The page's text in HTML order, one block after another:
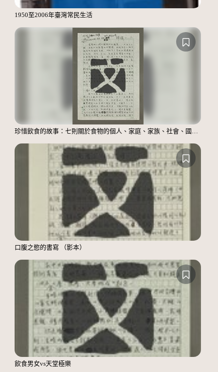
1950至2006年臺灣常民生活
珍惜飲食的故事：七則關於食物的個人、家庭、家族、社會、國族記憶
口腹之慾的書寫 （影本）
飲食男女vs天堂極樂